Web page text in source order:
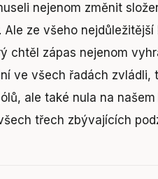
nejenom změnit
ze všeho
chtěl zápas nejenom
ve všech řadách zvládli,
ale také nula na našem
třech zbývajících